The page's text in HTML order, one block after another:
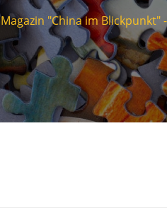
Magazin "China im Blickpunkt"